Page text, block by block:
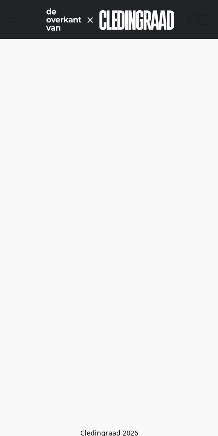
Cledingraad 2026